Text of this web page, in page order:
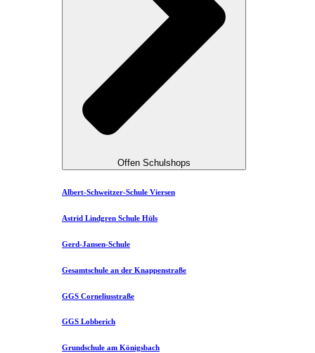
Offen Schulshops
Albert-Schweitzer-Schule Viersen
Astrid Lindgren Schule Hüls
Gerd-Jansen-Schule
Gesamtschule an der Knappenstraße
GGS Corneliusstraße
GGS Lobberich
Grundschule am Königsbach